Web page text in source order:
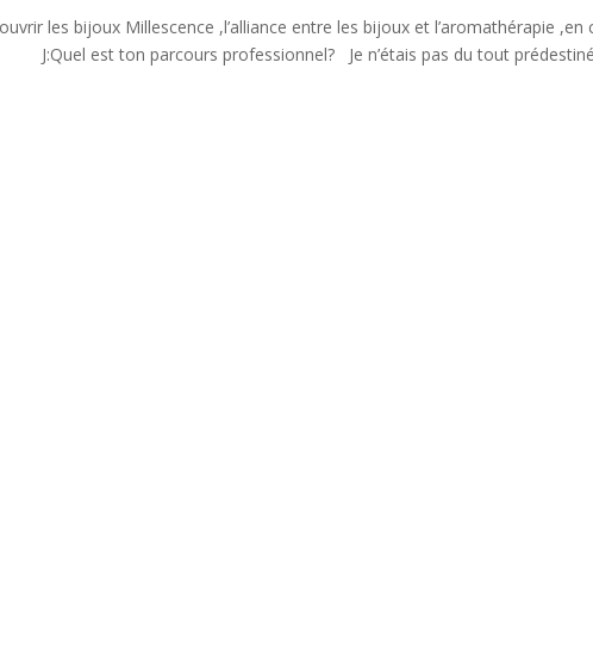
les bijoux Millescence ,l’alliance entre les bijoux et l’aromathérapie
J:Quel est ton parcours professionnel? Je n’étais pas du tout